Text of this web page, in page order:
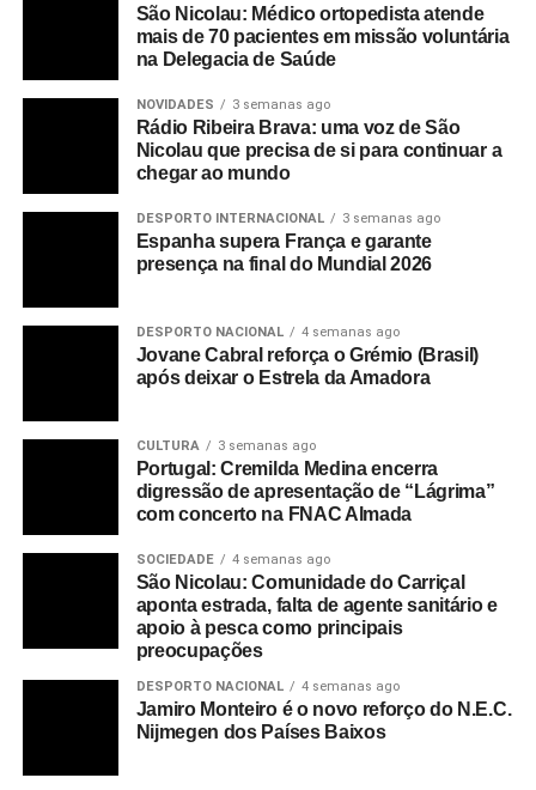
São Nicolau: Médico ortopedista atende
mais de 70 pacientes em missão voluntária
na Delegacia de Saúde
NOVIDADES 3 semanas ago
Rádio Ribeira Brava: uma voz de São
Nicolau que precisa de si para continuar a
chegar ao mundo
DESPORTO INTERNACIONAL 3 semanas ago
Espanha supera França e garante
presença na final do Mundial 2026
DESPORTO NACIONAL 4 semanas ago
Jovane Cabral reforça o Grémio (Brasil)
após deixar o Estrela da Amadora
CULTURA 3 semanas ago
Portugal: Cremilda Medina encerra
digressão de apresentação de “Lágrima”
com concerto na FNAC Almada
SOCIEDADE 4 semanas ago
São Nicolau: Comunidade do Carriçal
aponta estrada, falta de agente sanitário e
apoio à pesca como principais
preocupações
DESPORTO NACIONAL 4 semanas ago
Jamiro Monteiro é o novo reforço do N.E.C.
Nijmegen dos Países Baixos